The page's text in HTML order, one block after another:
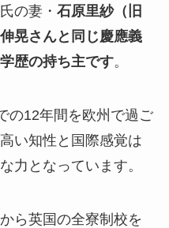
の妻・ 石原里紗（旧
晃さんと同じ慶應義
歴の持ち主です。
の12年間を欧州で過ご
い知性と国際感覚は
力となっています。
ら英国の全寮制校を